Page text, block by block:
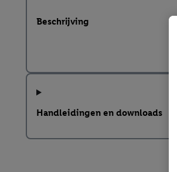
Beschrijving
Handleidingen en downloads